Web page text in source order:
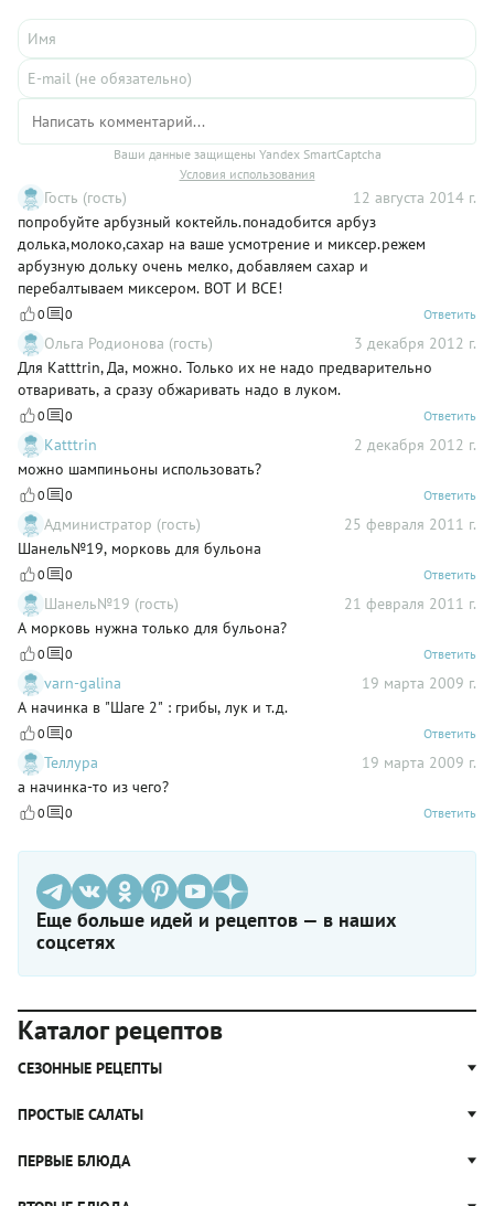
Ваши данные защищены Yandex SmartCaptcha
Условия использования
Гость (гость)
12 августа 2014 г.
попробуйте арбузный коктейль.понадобится арбуз
долька,молоко,сахар на ваше усмотрение и миксер.режем
арбузную дольку очень мелко, добавляем сахар и
перебалтываем миксером. ВОТ И ВСЕ!
0 0 Ответить
Ольга Родионова (гость)
3 декабря 2012 г.
Для Katttrin, Да, можно. Только их не надо предварительно
отваривать, а сразу обжаривать надо в луком.
0 0 Ответить
Katttrin
2 декабря 2012 г.
можно шампиньоны использовать?
0 0 Ответить
Администратор (гость)
25 февраля 2011 г.
Шанель№19, морковь для бульона
0 0 Ответить
Шанель№19 (гость)
21 февраля 2011 г.
А морковь нужна только для бульона?
0 0 Ответить
varn-galina
19 марта 2009 г.
А начинка в "Шаге 2" : грибы, лук и т.д.
0 0 Ответить
Теллура
19 марта 2009 г.
а начинка-то из чего?
0 0 Ответить
Еще больше идей и рецептов — в наших
соцсетях
Каталог рецептов
СЕЗОННЫЕ РЕЦЕПТЫ
Рецепты из капусты
Рецепты с грибами
Яблочные пироги
ПРОСТЫЕ САЛАТЫ
Простые салаты
ПЕРВЫЕ БЛЮДА
Щи